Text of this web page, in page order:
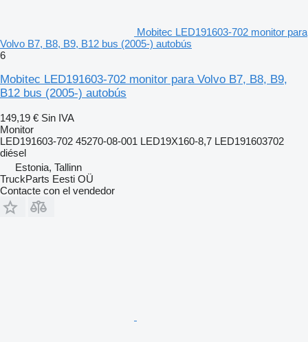
Mobitec LED191603-702 monitor para
Volvo B7, B8, B9, B12 bus (2005-) autobús
6
Mobitec LED191603-702 monitor para Volvo B7, B8, B9,
B12 bus (2005-) autobús
149,19 € Sin IVA
Monitor
LED191603-702 45270-08-001 LED19X160-8,7 LED191603702
diésel
Estonia, Tallinn
TruckParts Eesti OÜ
Contacte con el vendedor